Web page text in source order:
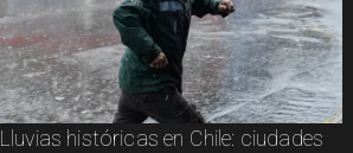
Lluvias históricas en Chile: ciudades